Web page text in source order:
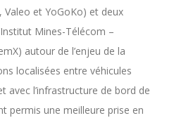
Valeo et YoGoKo) et deux
Mines-Télécom –
autour de l’enjeu de la
localisées entre véhicules
avec l’infrastructure de bord de
permis une meilleure prise en